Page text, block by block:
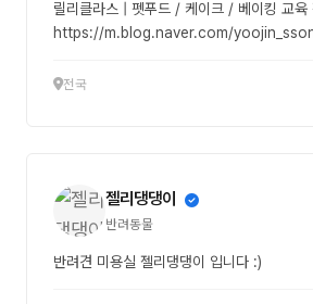
릴리클라스 | 펫푸드 / 케이크 / 베이킹 교육 전문 ⬇️ 수
https://m.blog.naver.com/
터반(자격증반) 9주 과정 ✨️ 이론/실습 완전 정복 ✔️ 영양학 ✔️ 단
판매 실용성 탁월한 레시피 구성) 🌷 릴리의 모든 커리어와 노하우
를 아낌없이 나눕니다! ✨️ 한국프로베이킹협회(KPBA) 본원 ✨️ 릴
언론사 인터뷰 다수 ✨️ 11년차 강의 경력 ✨️
전국
젤리댕댕이
반려동물
반려견 미용실 젤리댕댕이 입니다 :)